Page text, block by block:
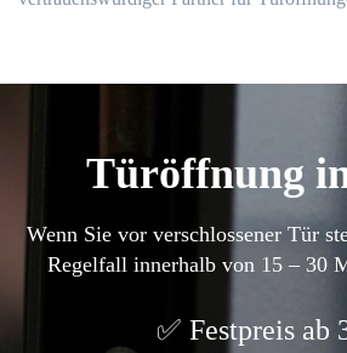
Türöffnung
Wenn Sie vor verschlossener Tür
Regelfall innerhalb von 15 – 30
Festpreis ab